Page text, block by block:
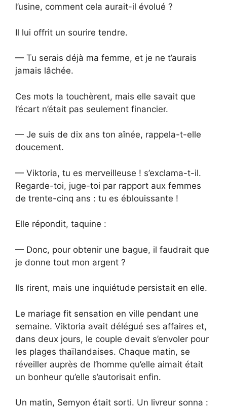
l’usine, comment cela aurait-il évolué ?
Il lui offrit un sourire tendre.
— Tu serais déjà ma femme, et je ne t’aurais
jamais lâchée.
Ces mots la touchèrent, mais elle savait que
l’écart n’était pas seulement financier.
— Je suis de dix ans ton aînée, rappela-t-elle
doucement.
— Viktoria, tu es merveilleuse ! s’exclama-t-il.
Regarde-toi, juge-toi par rapport aux femmes
de trente-cinq ans : tu es éblouissante !
Elle répondit, taquine :
— Donc, pour obtenir une bague, il faudrait que
je donne tout mon argent ?
Ils rirent, mais une inquiétude persistait en elle.
Le mariage fit sensation en ville pendant une
semaine. Viktoria avait délégué ses affaires et,
dans deux jours, le couple devait s’envoler pour
les plages thaïlandaises. Chaque matin, se
réveiller auprès de l’homme qu’elle aimait était
un bonheur qu’elle s’autorisait enfin.
Un matin, Semyon était sorti. Un livreur sonna :